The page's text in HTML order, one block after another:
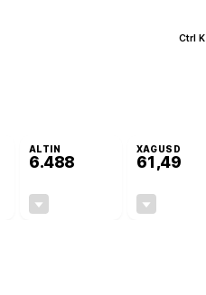
Ctrl K
ALTIN
6.488
XAGUSD
61,49